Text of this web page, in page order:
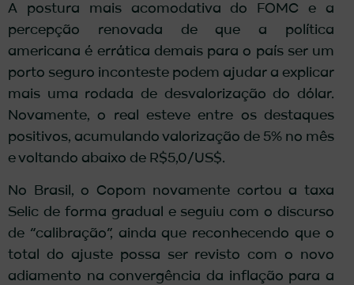
A postura mais acomodativa do FOMC e a
percepção renovada de que a política
americana é errática demais para o país ser um
porto seguro inconteste podem ajudar a explicar
mais uma rodada de desvalorização do dólar.
Novamente, o real esteve entre os destaques
positivos, acumulando valorização de 5% no mês
e voltando abaixo de R$5,0/US$.
No Brasil, o Copom novamente cortou a taxa
Selic de forma gradual e seguiu com o discurso
de “calibração”, ainda que reconhecendo que o
total do ajuste possa ser revisto com o novo
adiamento na convergência da inflação para a